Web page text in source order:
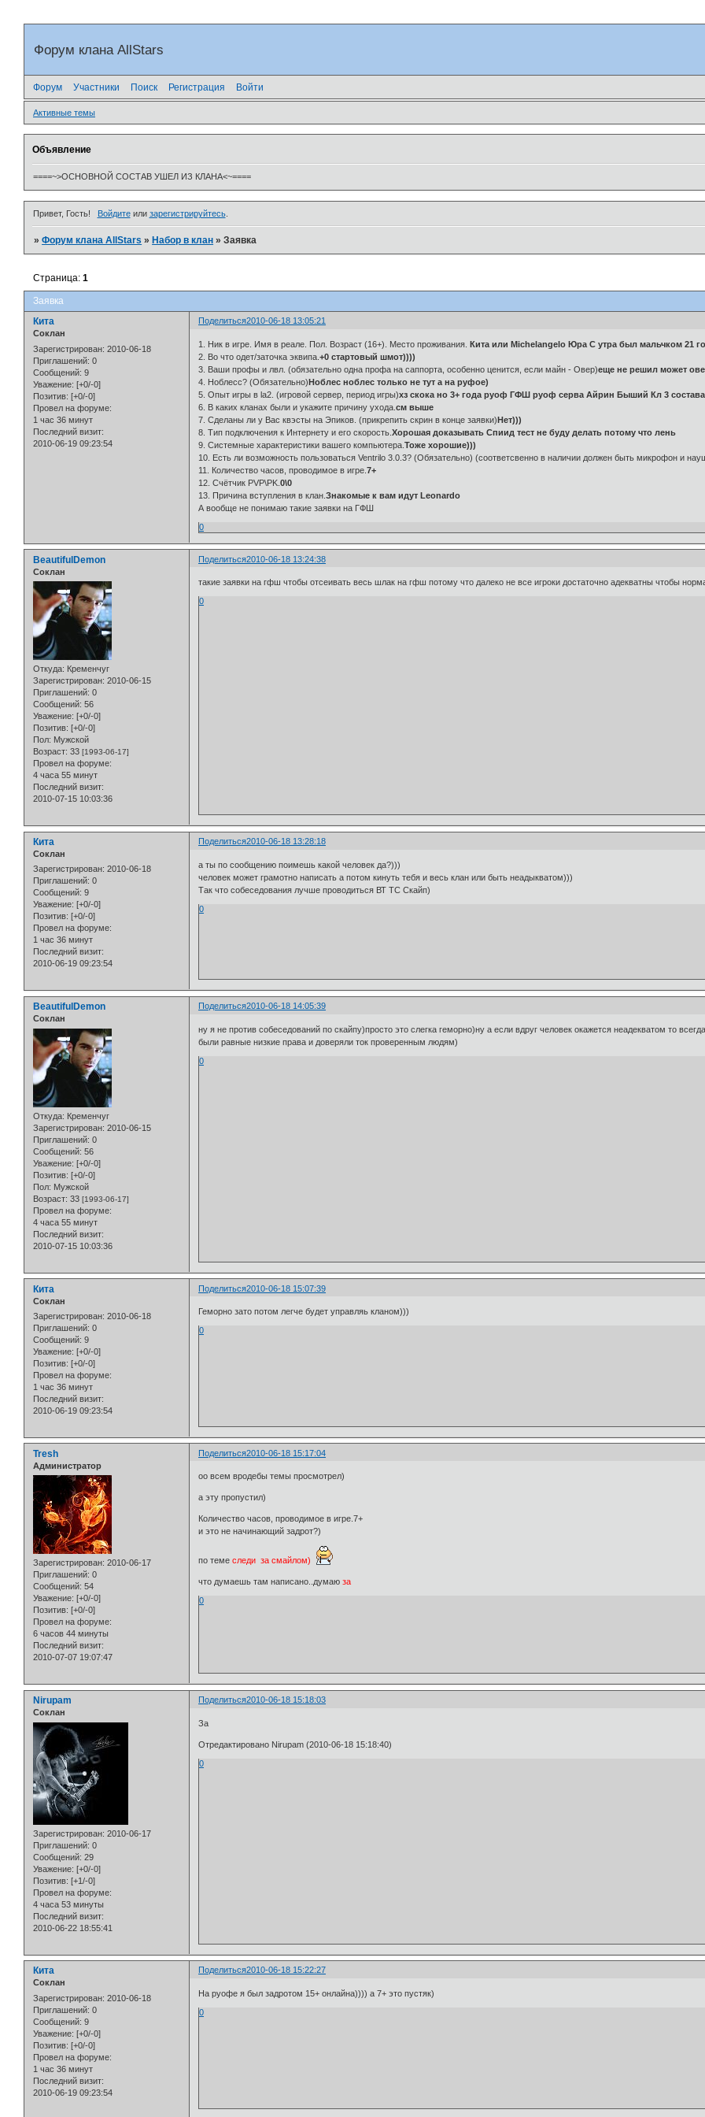
Форум клана AllStars
Форум Участники Поиск Регистрация Войти
Активные темы
Объявление
====~>ОСНОВНОЙ СОСТАВ УШЕЛ ИЗ КЛАНА<~====
Привет, Гость! Войдитеили зарегистрируйтесь.
»Форум клана AllStars » Набор в клан »Заявка
Заявка
Страница:1
Поделиться2010-06-18 13:05:21
Кита
Cоклан
Зарегистрирован: 2010-06-18
Приглашений: 0
Сообщений: 9
Уважение: [+0/-0]
Позитив: [+0/-0]
Провел на форуме:
1 час 36 минут
Последний визит:
2010-06-19 09:23:54
1. Ник в игре. Имя в реале. Пол. Возраст (16+). Место проживания.Кита или Michelangelo Юра С утра был мальчком 21
2. Во что одет/заточка эквипа.+0 стартовый шмот))))
3. Ваши профы и лвл. (обязательно одна профа на саппорта, особенно ценится, если майн - Овер)еще не решил может
4. Ноблесс? (Обязательно)Ноблес ноблес только не тут а на руфое)
5. Опыт игры в la2. (игровой сервер, период игры)хз скока но 3+ года руоф ГФШ руоф серва Айрин Быший Кл 3
6. В каких кланах были и укажите причину ухода.см выше
7. Сделаны ли у Вас квэсты на Эпиков. (прикрепить скрин в конце заявки)Нет)))
8. Тип подключения к Интернету и его скорость.Хорошая доказывать Спиид тест не буду делать потому что лень
9. Системные характеристики вашего компьютера.Тоже хорошие)))
10. Есть ли возможность пользоваться Ventrilo 3.0.3? (Обязательно) (соответсвенно в наличии должен быть микрофон и
11. Количество часов, проводимое в игре.7+
12. Счётчик PVP\PK.0\0
13. Причина вступления в клан.Знакомые к вам идут Leonardo
А вообще не понимаю такие заявки на ГФШ
0
Поделиться2010-06-18 13:24:38
BeautifulDemon
Cоклан
Откуда: Кременчуг
Зарегистрирован: 2010-06-15
Приглашений: 0
Сообщений: 56
Уважение: [+0/-0]
Позитив: [+0/-0]
Пол: Мужской
Возраст: 33 [1993-06-17]
Провел на форуме:
4 часа 55 минут
Последний визит:
2010-07-15 10:03:36
такие заявки на гфш чтобы отсеивать весь шлак на гфш потому что далеко не все игроки достаточно адекватны чтобы
0
Поделиться2010-06-18 13:28:18
Кита
Cоклан
Зарегистрирован: 2010-06-18
Приглашений: 0
Сообщений: 9
Уважение: [+0/-0]
Позитив: [+0/-0]
Провел на форуме:
1 час 36 минут
Последний визит:
2010-06-19 09:23:54
а ты по сообщению поимешь какой человек да?)))
человек может грамотно написать а потом кинуть тебя и весь клан или быть неадыкватом)))
Так что собеседования лучше проводиться ВТ ТС Скайп)
0
Поделиться2010-06-18 14:05:39
BeautifulDemon
Cоклан
Откуда: Кременчуг
Зарегистрирован: 2010-06-15
Приглашений: 0
Сообщений: 56
Уважение: [+0/-0]
Позитив: [+0/-0]
Пол: Мужской
Возраст: 33 [1993-06-17]
Провел на форуме:
4 часа 55 минут
Последний визит:
2010-07-15 10:03:36
ну я не против собеседований по скайпу)просто это слегка геморно)ну а если вдруг человек окажется неадекватом то
были равные низкие права и доверяли ток проверенным людям)
0
Поделиться2010-06-18 15:07:39
Кита
Cоклан
Зарегистрирован: 2010-06-18
Приглашений: 0
Сообщений: 9
Уважение: [+0/-0]
Позитив: [+0/-0]
Провел на форуме:
1 час 36 минут
Последний визит:
2010-06-19 09:23:54
Геморно зато потом легче будет управляь кланом)))
0
Поделиться2010-06-18 15:17:04
Tresh
Администратор
Зарегистрирован: 2010-06-17
Приглашений: 0
Сообщений: 54
Уважение: [+0/-0]
Позитив: [+0/-0]
Провел на форуме:
6 часов 44 минуты
Последний визит:
2010-07-07 19:07:47
оо всем вродебы темы просмотрел)
а эту пропустил)
Количество часов, проводимое в игре.7+
и это не начинающий задрот?)
по темеследи за смайлом)
что думаешь там написано..думаюза
0
Поделиться2010-06-18 15:18:03
Nirupam
Cоклан
Зарегистрирован: 2010-06-17
Приглашений: 0
Сообщений: 29
Уважение: [+0/-0]
Позитив: [+1/-0]
Провел на форуме:
4 часа 53 минуты
Последний визит:
2010-06-22 18:55:41
За
Отредактировано Nirupam (2010-06-18 15:18:40)
0
Поделиться2010-06-18 15:22:27
Кита
Cоклан
Зарегистрирован: 2010-06-18
Приглашений: 0
Сообщений: 9
Уважение: [+0/-0]
Позитив: [+0/-0]
Провел на форуме:
1 час 36 минут
Последний визит:
2010-06-19 09:23:54
На руофе я был задротом 15+ онлайна)))) а 7+ это пустяк)
0